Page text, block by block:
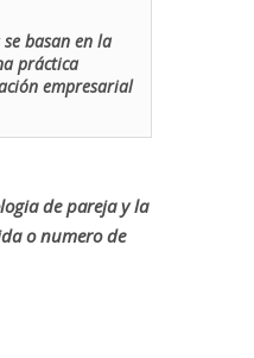
basan en la
práctica
empresarial
de pareja y la
o numero de